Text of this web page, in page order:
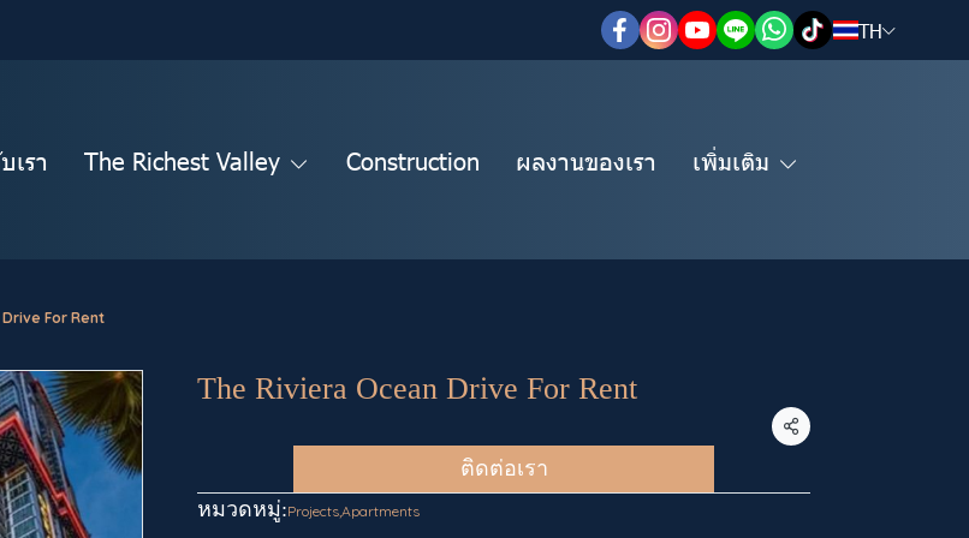
TH
เรา The Richest Valley Construction ผลงานของเรา เพิ่มเติม
For Rent
The Riviera Ocean Drive For Rent
แชร์
ติดต่อเรา
หมวดหมู่:Projects,Apartments